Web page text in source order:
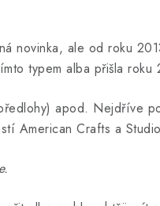
novinka, ale od roku
typem alba přišla
apod. Nejdříve
American Crafts a